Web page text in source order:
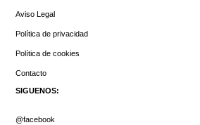
Aviso Legal
Política de privacidad
Política de cookies
Contacto
SIGUENOS:
@facebook